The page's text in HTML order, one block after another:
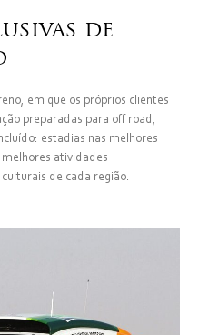
de
em que os próprios clientes
preparadas para off road,
estadias nas melhores
atividades
de cada região.